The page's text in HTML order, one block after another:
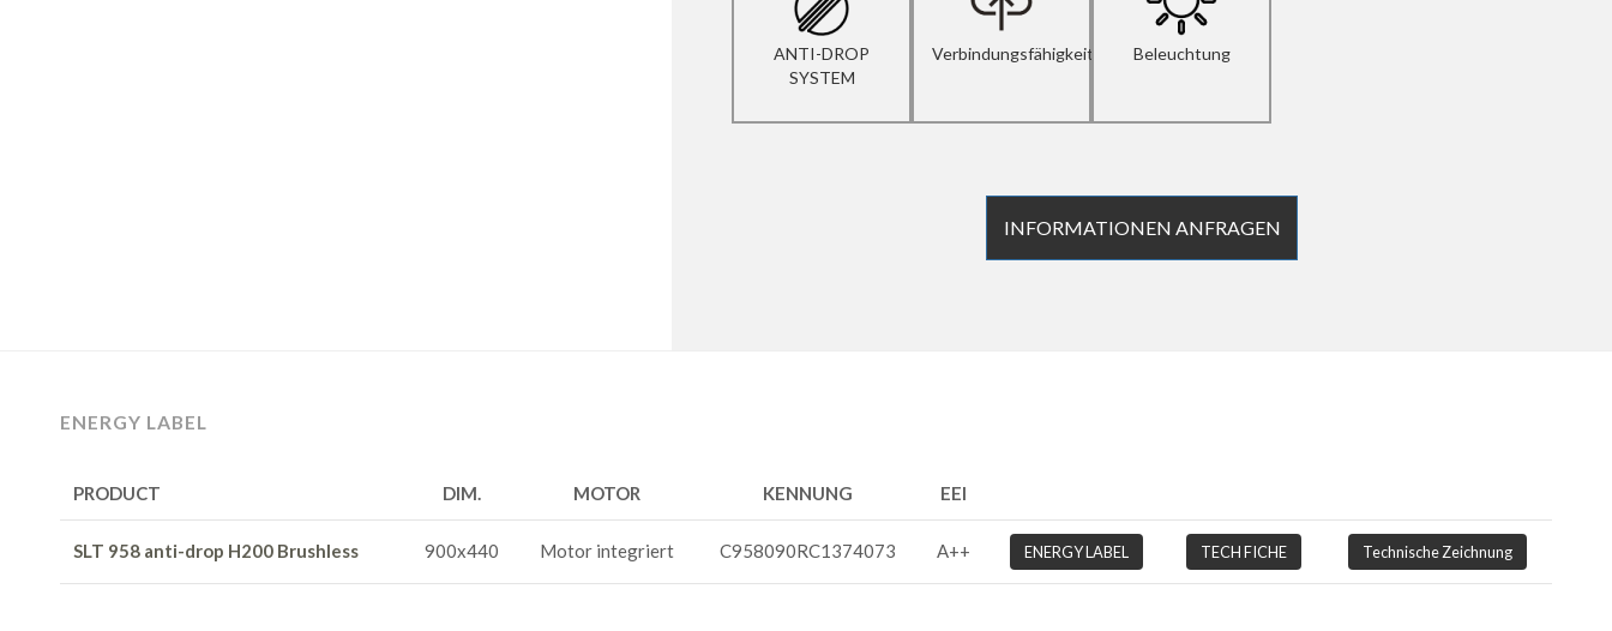
ANTI-DROP
SYSTEM
Verbindungsfähigkeit Beleuchtung
INFORMATIONEN ANFRAGEN
ENERGY LABEL
PRODUCT DIM. MOTOR KENNUNG EEI
SLT 958 anti-drop H200 Brushless 900x440 Motor integriert C958090RC1374073 A++ ENERGY LABEL TECH FICHE Technische Zeichnung